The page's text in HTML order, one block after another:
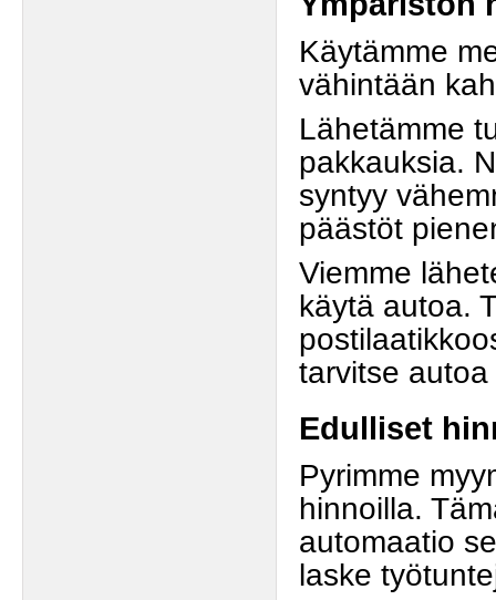
Käytämme
vähintään
Lähetämme
pakkauksia.
syntyy
päästöt
Viemme
käytä autoa.
tarvitse
Edulliset
Pyrimme
hinnoilla.
automaatio
laske